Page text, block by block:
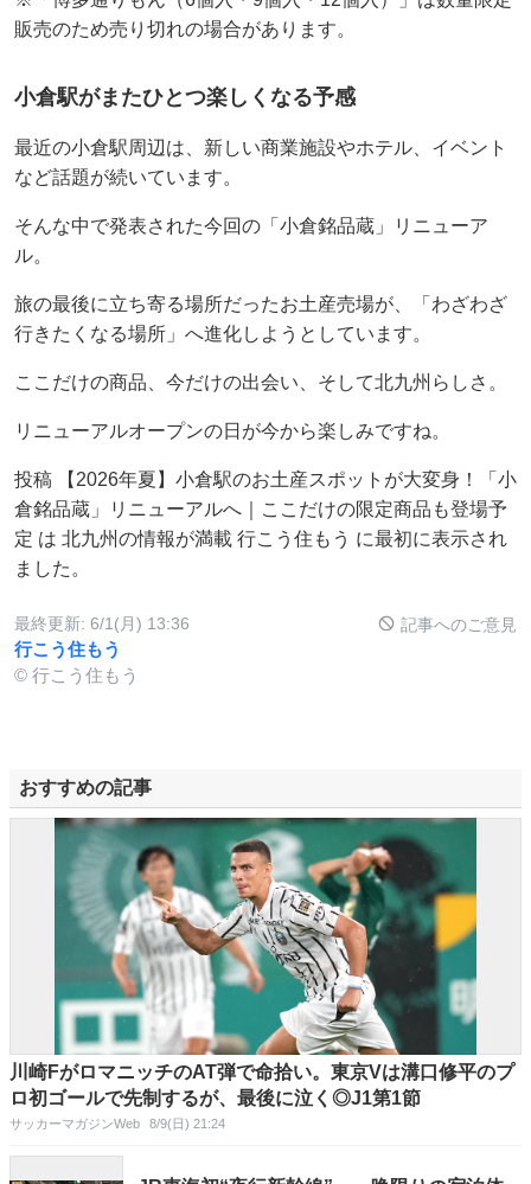
販売のため売り切れの場合があります。
小倉駅がまたひとつ楽しくなる予感
最近の小倉駅周辺は、新しい商業施設やホテル、イベント
など話題が続いています。
そんな中で発表された今回の「小倉銘品蔵」リニューア
ル。
旅の最後に立ち寄る場所だったお土産売場が、「わざわざ
行きたくなる場所」へ進化しようとしています。
ここだけの商品、今だけの出会い、そして北九州らしさ。
リニューアルオープンの日が今から楽しみですね。
投稿 【2026年夏】小倉駅のお土産スポットが大変身！「小
倉銘品蔵」リニューアルへ｜ここだけの限定商品も登場予
定 は 北九州の情報が満載 行こう住もう に最初に表示され
ました。
最終更新: 6/1(月) 13:36 記事へのご意見
行こう住もう
© 行こう住もう
おすすめの記事
川崎FがロマニッチのAT弾で命拾い。東京Vは溝口修平のプ
ロ初ゴールで先制するが、最後に泣く◎J1第1節
サッカーマガジンWeb 8/9(日) 21:24